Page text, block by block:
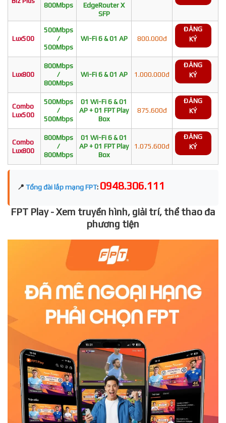
800Mbps
EdgeRouter X
SFP
Lux500
500Mbps
/
500Mbps
Wi-Fi 6 & 01 AP 800.000đ
ĐĂNG
KÝ
Lux800
800Mbps
/
800Mbps
Wi-Fi 6 & 01 AP 1.000.000đ
ĐĂNG
KÝ
Combo
Lux500
500Mbps
/
500Mbps
01 Wi-Fi 6 & 01
AP + 01 FPT Play
Box
875.600đ
ĐĂNG
KÝ
Combo
Lux800
800Mbps
/
800Mbps
01 Wi-Fi 6 & 01
AP + 01 FPT Play
Box
1.075.600đ
ĐĂNG
KÝ
📍 Tổng đài lắp mạng FPT: 0948.306.111
FPT Play - Xem truyền hình, giải trí, thể thao đa
phương tiện